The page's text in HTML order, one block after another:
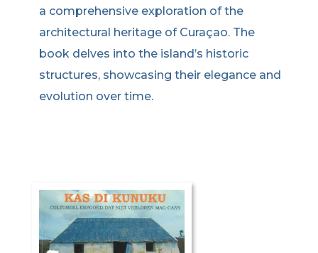
a comprehensive exploration of the
architectural heritage of Curaçao. The
book delves into the island’s historic
structures, showcasing their elegance and
evolution over time.